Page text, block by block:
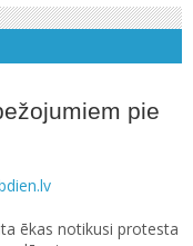
pie
ēkas notikusi protesta